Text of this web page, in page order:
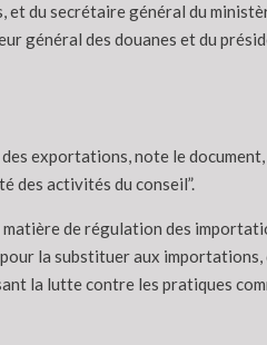
du secrétaire général du
général des douanes et du
exportations, note le
des activités du conseil”.
de régulation des
la substituer aux importations,
la lutte contre les pratiques